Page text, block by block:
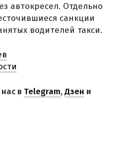
автокресел. Отдельно
санкции
водителей такси.
в Telegram,Дзен и